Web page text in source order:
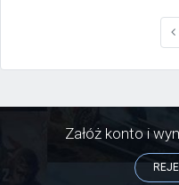
Załóż konto i